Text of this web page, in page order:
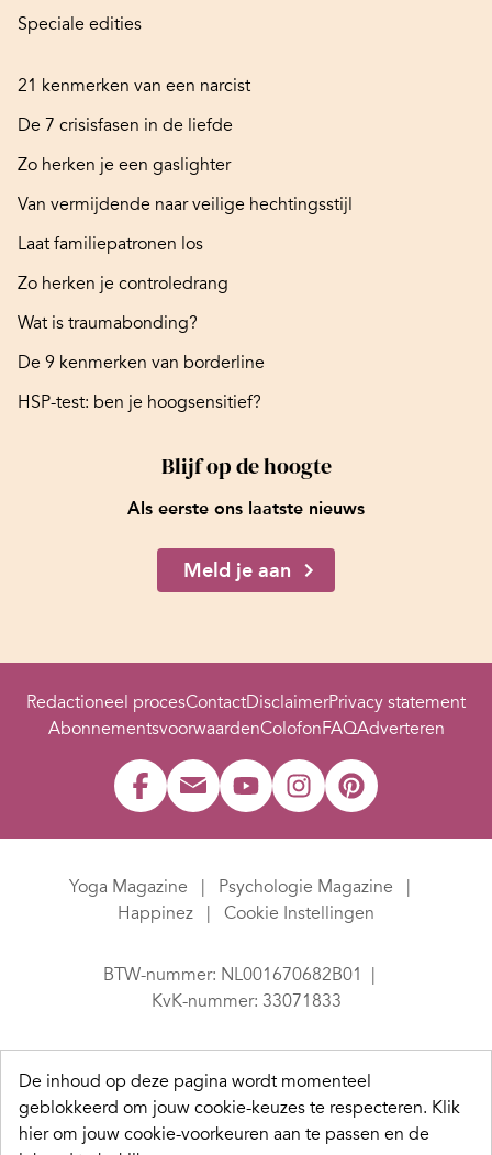
Speciale edities
21 kenmerken van een narcist
De 7 crisisfasen in de liefde
Zo herken je een gaslighter
Van vermijdende naar veilige hechtingsstijl
Laat familiepatronen los
Zo herken je controledrang
Wat is traumabonding?
De 9 kenmerken van borderline
HSP-test: ben je hoogsensitief?
Blijf op de hoogte
Als eerste ons laatste nieuws
Meld je aan
Redactioneel procesContactDisclaimerPrivacy statement
AbonnementsvoorwaardenColofonFAQAdverteren
Yoga Magazine
Psychologie Magazine
Happinez
Cookie Instellingen
BTW-nummer: NL001670682B01
KvK-nummer: 33071833
De inhoud op deze pagina wordt momenteel
geblokkeerd om jouw cookie-keuzes te respecteren. Klik
hier om jouw cookie-voorkeuren aan te passen en de